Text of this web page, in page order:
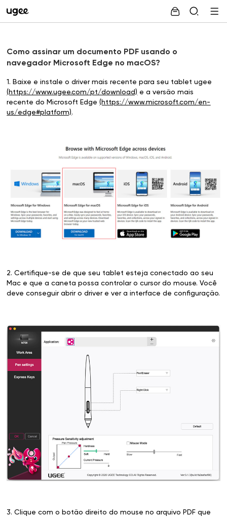
Como assinar um documento PDF usando o
navegador Microsoft Edge no macOS?
1. Baixe e instale o driver mais recente para seu tablet ugee
(https://www.ugee.com/pt/download) e a versão mais
recente do Microsoft Edge(https://www.microsoft.com/en-
us/edge#platform).
2. Certifique-se de que seu tablet esteja conectado ao seu
Mac e que a caneta possa controlar o cursor do mouse. Você
deve conseguir abrir o driver e ver a interface de configuração.
3. Clique com o botão direito do mouse no arquivo PDF que